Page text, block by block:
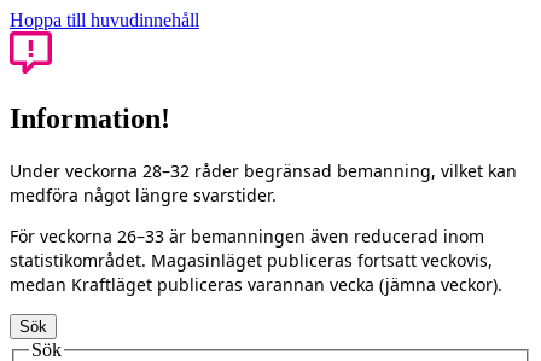
Hoppa till huvudinnehåll
Information!
Under veckorna 28–32 råder begränsad bemanning, vilket kan
medföra något längre svarstider.
För veckorna 26–33 är bemanningen även reducerad inom
statistikområdet. Magasinläget publiceras fortsatt veckovis,
medan Kraftläget publiceras varannan vecka (jämna veckor).
Sök
Sök